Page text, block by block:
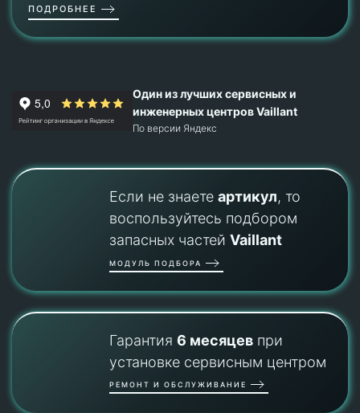
ПОДРОБНЕЕ
Один из лучших сервисных и
инженерных центров Vaillant
По версии Яндекс
Если не знаете артикул, то
воспользуйтесь подбором
запасных частей Vaillant
МОДУЛЬ ПОДБОРА
Гарантия 6 месяцевпри
установке сервисным центром
РЕМОНТ И ОБСЛУЖИВАНИЕ